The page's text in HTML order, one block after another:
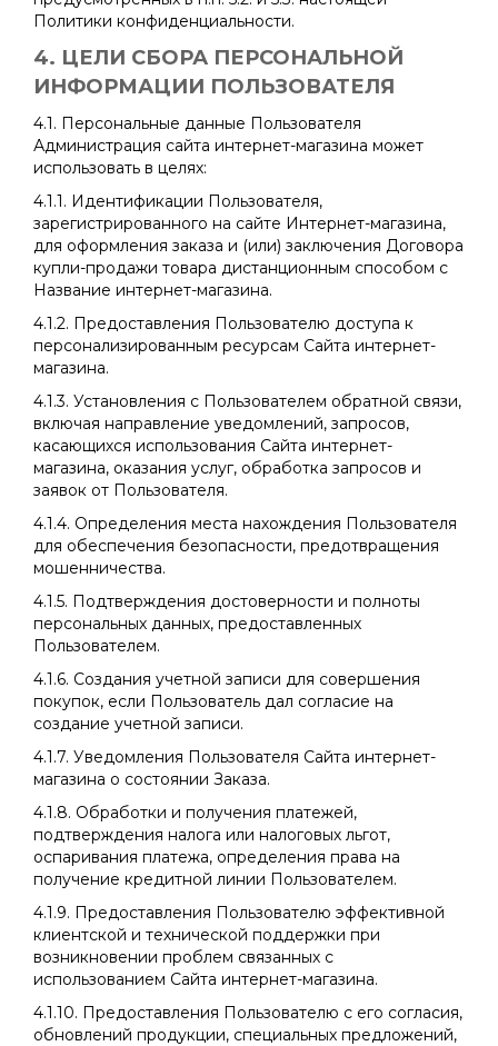
Политики конфиденциальности.
4. ЦЕЛИ СБОРА ПЕРСОНАЛЬНОЙ
ИНФОРМАЦИИ ПОЛЬЗОВАТЕЛЯ
4.1. Персональные данные Пользователя
Администрация сайта интернет-магазина может
использовать в целях:
4.1.1. Идентификации Пользователя,
зарегистрированного на сайте Интернет-магазина,
для оформления заказа и (или) заключения Договора
купли-продажи товара дистанционным способом с
Название интернет-магазина.
4.1.2. Предоставления Пользователю доступа к
персонализированным ресурсам Сайта интернет-
магазина.
4.1.3. Установления с Пользователем обратной связи,
включая направление уведомлений, запросов,
касающихся использования Сайта интернет-
магазина, оказания услуг, обработка запросов и
заявок от Пользователя.
4.1.4. Определения места нахождения Пользователя
для обеспечения безопасности, предотвращения
мошенничества.
4.1.5. Подтверждения достоверности и полноты
персональных данных, предоставленных
Пользователем.
4.1.6. Создания учетной записи для совершения
покупок, если Пользователь дал согласие на
создание учетной записи.
4.1.7. Уведомления Пользователя Сайта интернет-
магазина о состоянии Заказа.
4.1.8. Обработки и получения платежей,
подтверждения налога или налоговых льгот,
оспаривания платежа, определения права на
получение кредитной линии Пользователем.
4.1.9. Предоставления Пользователю эффективной
клиентской и технической поддержки при
возникновении проблем связанных с
использованием Сайта интернет-магазина.
4.1.10. Предоставления Пользователю с его согласия,
обновлений продукции, специальных предложений,